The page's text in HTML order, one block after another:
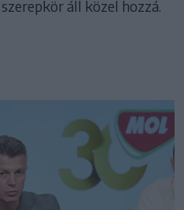
áll közel hozzá.